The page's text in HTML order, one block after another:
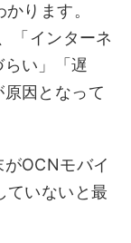
ります。
「インターネ
い」「遅
因となって
OCNモバイ
ていないと最